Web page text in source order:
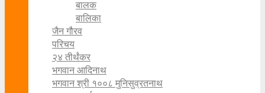
बालक
बालिका
जैन गौरव
परिचय
२४ तीर्थंकर
भगवान आदिनाथ
भगवान श्री १००८ मुनिसुव्रतनाथ